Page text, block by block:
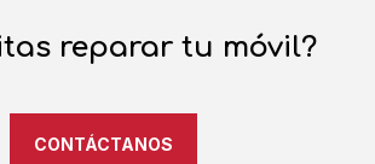
reparar tu móvil?
CONTÁCTANOS